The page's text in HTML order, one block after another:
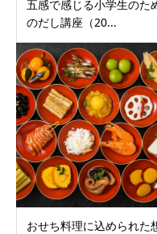
五感で感じる小学生のた
のだし講座（20...
おせち料理に込められた